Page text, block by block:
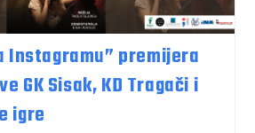
Instagramu” premijera
GK Sisak, KD Tragači i
igre